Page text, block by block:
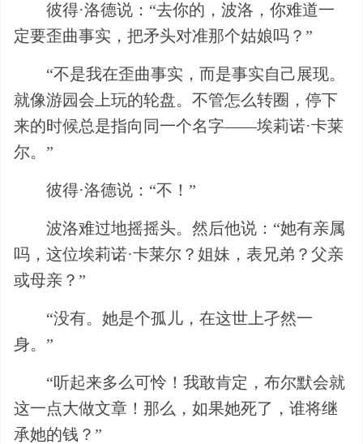
彼得·洛德说：“去你的，波洛，你难道一
定要歪曲事实，把矛头对准那个姑娘吗？”
“不是我在歪曲事实，而是事实自己展现。
就像游园会上玩的轮盘。不管怎么转圈，停下
来的时候总是指向同一个名字——埃莉诺·卡莱
尔。”
彼得·洛德说：“不！”
波洛难过地摇摇头。然后他说：“她有亲属
吗，这位埃莉诺·卡莱尔？姐妹，表兄弟？父亲
或母亲？”
“没有。她是个孤儿，在这世上孑然一
身。”
“听起来多么可怜！我敢肯定，布尔默会就
这一点大做文章！那么，如果她死了，谁将继
承她的钱？”